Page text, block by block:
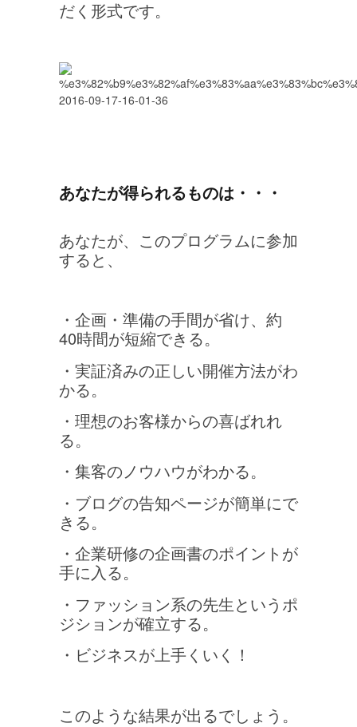
だく形式です。
あなたが得られるものは・・・
あなたが、このプログラムに参加
すると、
・企画・準備の手間が省け、約
40時間が短縮できる。
・実証済みの正しい開催方法がわ
かる。
・理想のお客様からの喜ばれれ
る。
・集客のノウハウがわかる。
・ブログの告知ページが簡単にで
きる。
・企業研修の企画書のポイントが
手に入る。
・ファッション系の先生というポ
ジションが確立する。
・ビジネスが上手くいく！
このような結果が出るでしょう。